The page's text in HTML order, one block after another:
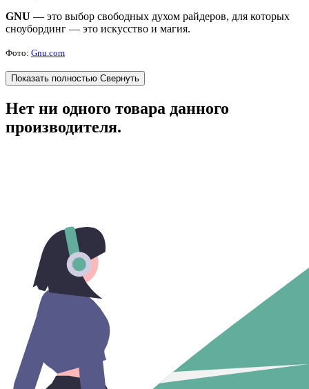
GNU — это выбор свободных духом райдеров, для которых
сноубординг — это искусство и магия.
Фото: Gnu.com
Показать полностью Свернуть
Нет ни одного товара данного
производителя.